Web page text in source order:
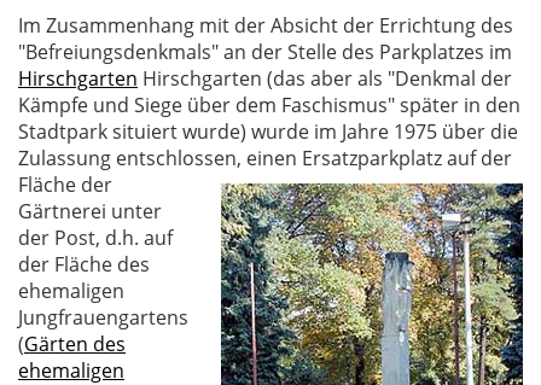
Im Zusammenhang mit der Absicht der Errichtung des
"Befreiungsdenkmals" an der Stelle des Parkplatzes im
Hirschgarten Hirschgarten (das aber als "Denkmal der
Kämpfe und Siege über dem Faschismus" später in den
Stadtpark situiert wurde) wurde im Jahre 1975 über die
Zulassung entschlossen, einen Ersatzparkplatzauf der
Fläche der
Gärtnerei unter
der Post, d.h. auf
der Fläche des
ehemaligen
Jungfrauengartens
(Gärten des
ehemaligen